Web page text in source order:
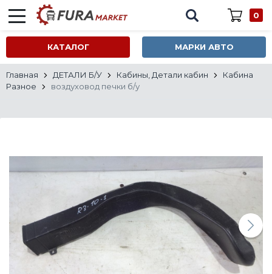
0
КАТАЛОГ МАРКИ АВТО
Главная ДЕТАЛИ Б/У Кабины, Детали кабин
Кабина
Разное
воздуховод печки б/у